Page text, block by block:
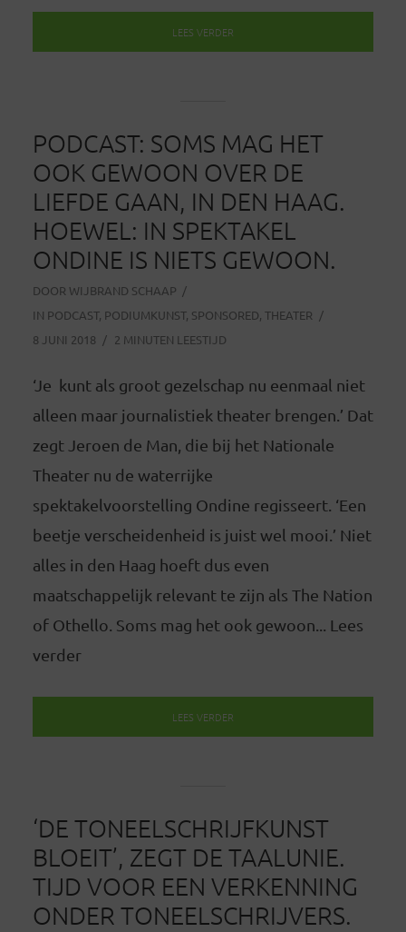
LEES VERDER
PODCAST: SOMS MAG HET
OOK GEWOON OVER DE
LIEFDE GAAN, IN DEN HAAG.
HOEWEL: IN SPEKTAKEL
ONDINE IS NIETS GEWOON.
DOOR WIJBRAND SCHAAP
IN PODCAST, PODIUMKUNST, SPONSORED, THEATER
8 JUNI 2018
2 MINUTEN LEESTIJD
‘Je kunt als groot gezelschap nu eenmaal niet
alleen maar journalistiek theater brengen.’ Dat
zegt Jeroen de Man, die bij het Nationale
Theater nu de waterrijke
spektakelvoorstelling Ondine regisseert. ‘Een
beetje verscheidenheid is juist wel mooi.’ Niet
alles in den Haag hoeft dus even
maatschappelijk relevant te zijn als The Nation
of Othello. Soms mag het ook gewoon... Lees
verder
LEES VERDER
‘DE TONEELSCHRIJFKUNST
BLOEIT’, ZEGT DE TAALUNIE.
TIJD VOOR EEN VERKENNING
ONDER TONEELSCHRIJVERS.